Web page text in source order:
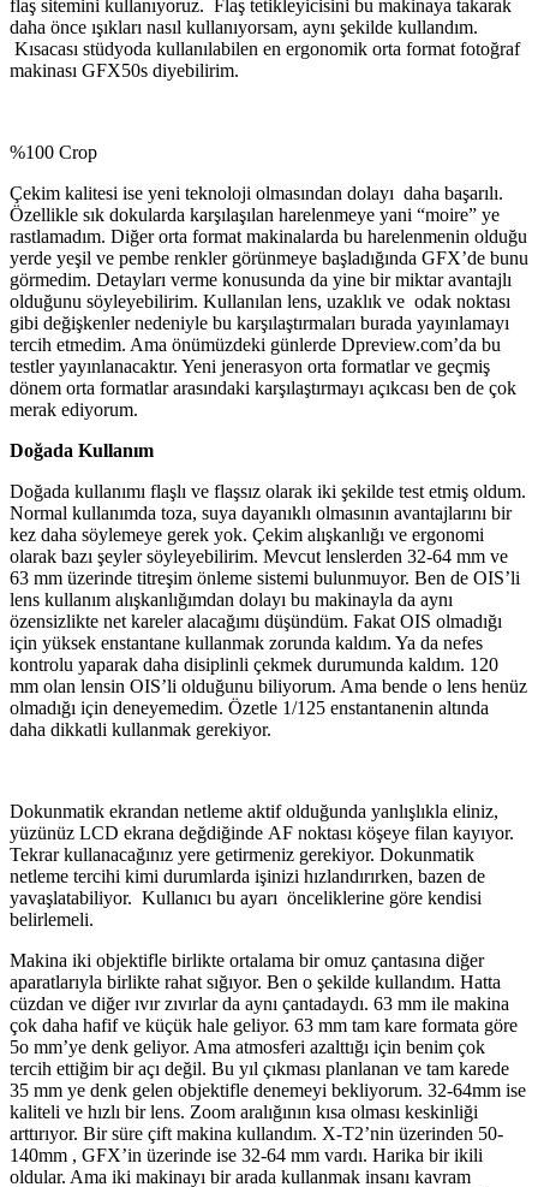
flaş sitemini kullanıyoruz. Flaş tetikleyicisini bu makinaya takarak
daha önce ışıkları nasıl kullanıyorsam, aynı şekilde kullandım.
Kısacası stüdyoda kullanılabilen en ergonomik orta format fotoğraf
makinası GFX50s diyebilirim.
%100 Crop
Çekim kalitesi ise yeni teknoloji olmasından dolayı daha başarılı.
Özellikle sık dokularda karşılaşılan harelenmeye yani “moire” ye
rastlamadım. Diğer orta format makinalarda bu harelenmenin olduğu
yerde yeşil ve pembe renkler görünmeye başladığında GFX’de bunu
görmedim. Detayları verme konusunda da yine bir miktar avantajlı
olduğunu söyleyebilirim. Kullanılan lens, uzaklık ve odak noktası
gibi değişkenler nedeniyle bu karşılaştırmaları burada yayınlamayı
tercih etmedim. Ama önümüzdeki günlerde Dpreview.com’da bu
testler yayınlanacaktır. Yeni jenerasyon orta formatlar ve geçmiş
dönem orta formatlar arasındaki karşılaştırmayı açıkcası ben de çok
merak ediyorum.
Doğada Kullanım
Doğada kullanımı flaşlı ve flaşsız olarak iki şekilde test etmiş oldum.
Normal kullanımda toza, suya dayanıklı olmasının avantajlarını bir
kez daha söylemeye gerek yok. Çekim alışkanlığı ve ergonomi
olarak bazı şeyler söyleyebilirim. Mevcut lenslerden 32-64 mm ve
63 mm üzerinde titreşim önleme sistemi bulunmuyor. Ben de OIS’li
lens kullanım alışkanlığımdan dolayı bu makinayla da aynı
özensizlikte net kareler alacağımı düşündüm. Fakat OIS olmadığı
için yüksek enstantane kullanmak zorunda kaldım. Ya da nefes
kontrolu yaparak daha disiplinli çekmek durumunda kaldım. 120
mm olan lensin OIS’li olduğunu biliyorum. Ama bende o lens henüz
olmadığı için deneyemedim. Özetle 1/125 enstantanenin altında
daha dikkatli kullanmak gerekiyor.
Dokunmatik ekrandan netleme aktif olduğunda yanlışlıkla eliniz,
yüzünüz LCD ekrana değdiğinde AF noktası köşeye filan kayıyor.
Tekrar kullanacağınız yere getirmeniz gerekiyor. Dokunmatik
netleme tercihi kimi durumlarda işinizi hızlandırırken, bazen de
yavaşlatabiliyor. Kullanıcı bu ayarı önceliklerine göre kendisi
belirlemeli.
Makina iki objektifle birlikte ortalama bir omuz çantasına diğer
aparatlarıyla birlikte rahat sığıyor. Ben o şekilde kullandım. Hatta
cüzdan ve diğer ıvır zıvırlar da aynı çantadaydı. 63 mm ile makina
çok daha hafif ve küçük hale geliyor. 63 mm tam kare formata göre
5o mm’ye denk geliyor. Ama atmosferi azalttığı için benim çok
tercih ettiğim bir açı değil. Bu yıl çıkması planlanan ve tam karede
35 mm ye denk gelen objektifle denemeyi bekliyorum. 32-64mm ise
kaliteli ve hızlı bir lens. Zoom aralığının kısa olması keskinliği
arttırıyor. Bir süre çift makina kullandım. X-T2’nin üzerinden 50-
140mm , GFX’in üzerinde ise 32-64 mm vardı. Harika bir ikili
oldular. Ama iki makinayı bir arada kullanmak insanı kavram